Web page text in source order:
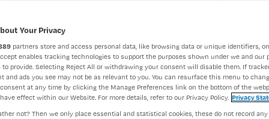
zoals braken,
Your Privacy
partners store and access personal data, like browsing data or unique identifiers,
enables tracking technologies to support the purposes shown under we and our
to provide. Selecting Reject All or withdrawing your consent will disable them. If
and ads you see may not be as relevant to you. You can resurface this menu to
at any time by clicking the Manage Preferences link on the bottom of the
effect within our Website. For more details, refer to our Privacy Policy. Privacy
not? Then we only place essential and statistical cookies, these do not record